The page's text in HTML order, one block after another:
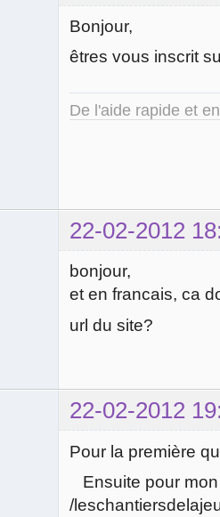
Bonjour,
êtres vous inscrit
De l'aide rapide et
22-02-2012
bonjour,
et en francais, ca
url du site?
22-02-2012
Pour la première
Ensuite pour
/